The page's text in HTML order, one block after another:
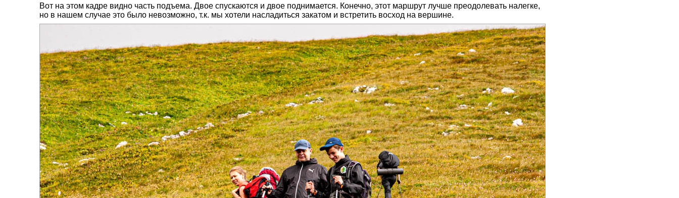
Вот на этом кадре видно часть подъема. Двое спускаются и двое поднимается. Конечно, этот маршрут лучше преодолевать налегке,
но в нашем случае это было невозможно, т.к. мы хотели насладиться закатом и встретить восход на вершине.